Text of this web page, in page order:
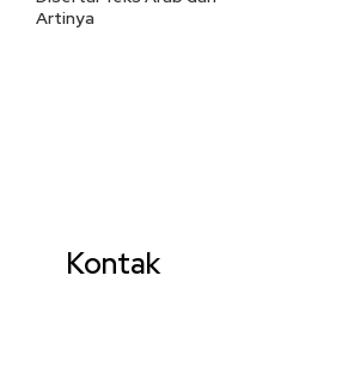
Artinya
Kontak